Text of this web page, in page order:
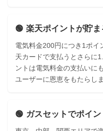
🟢 楽天ポイントが貯
電気料金200円につき1ポイ
天カードで支払うとさらに
ントは電気料金の支払いに
ユーザーに恩恵をもたらしま
🟢 ガスセットでポイン